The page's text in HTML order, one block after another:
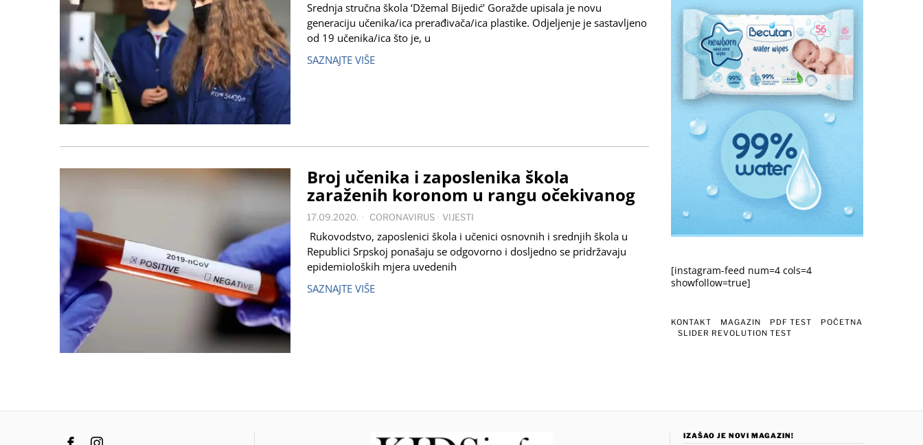
Srednja stručna škola ‘Džemal Bijedić’ Goražde upisala je novu
generaciju učenika/ica prerađivača/ica plastike. Odjeljenje je sastavljeno
od 19 učenika/ica što je, u
SAZNAJTE VIŠE
Broj učenika i zaposlenika škola
zaraženih koronom u rangu očekivanog
17.09.2020. CORONAVIRUS · VIJESTI
Rukovodstvo, zaposlenici škola i učenici osnovnih i srednjih škola u
Republici Srpskoj ponašaju se odgovorno i dosljedno se pridržavaju
epidemioloških mjera uvedenih
SAZNAJTE VIŠE
[instagram-feed num=4 cols=4
showfollow=true]
KONTAKT MAGAZIN PDF TEST
POČETNA
SLIDER REVOLUTION TEST
IZAŠAO JE NOVI MAGAZIN!